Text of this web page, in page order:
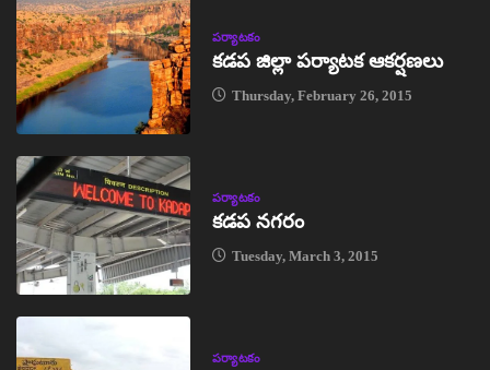
పర్యాటకం
కడప జిల్లా పర్యాటక ఆకర్షణలు
Thursday, February 26, 2015
పర్యాటకం
కడప నగరం
Tuesday, March 3, 2015
పర్యాటకం